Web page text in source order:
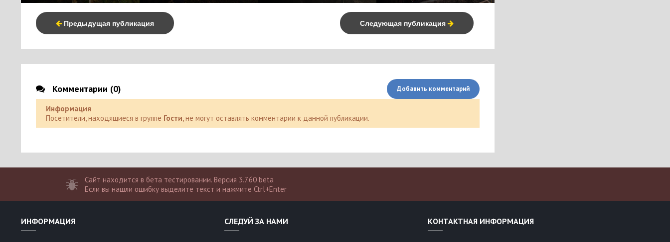
Предыдущая публикация Следующая публикация
Комментарии (0) Добавить комментарий
Информация
Посетители, находящиеся в группе Гости , не могут оставлять комментарии к данной публикации.
Сайт находится в бета тестировании. Версия 3.7.60 beta
Если вы нашли ошибку выделите текст и нажмите Ctrl+Enter
ИНФОРМАЦИЯ СЛЕДУЙ ЗА НАМИ КОНТАКТНАЯ ИНФОРМАЦИЯ